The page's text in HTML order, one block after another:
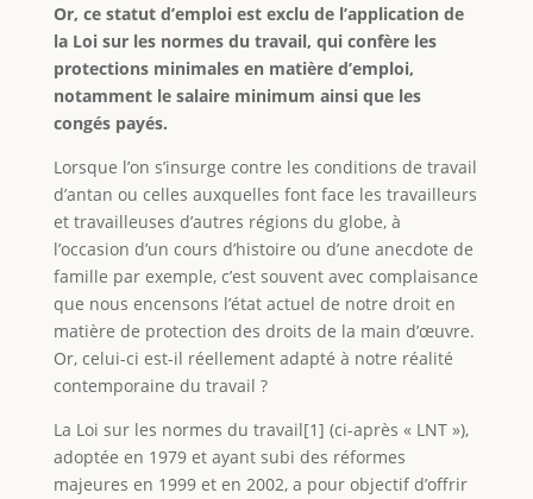
Or, ce statut d’emploi est exclu de l’application de
la Loi sur les normes du travail, qui confère les
protections minimales en matière d’emploi,
notamment le salaire minimum ainsi que les
congés payés.
Lorsque l’on s’insurge contre les conditions de travail
d’antan ou celles auxquelles font face les travailleurs
et travailleuses d’autres régions du globe, à
l’occasion d’un cours d’histoire ou d’une anecdote de
famille par exemple, c’est souvent avec complaisance
que nous encensons l’état actuel de notre droit en
matière de protection des droits de la main d’œuvre.
Or, celui-ci est-il réellement adapté à notre réalité
contemporaine du travail ?
La Loi sur les normes du travail[1] (ci-après « LNT »),
adoptée en 1979 et ayant subi des réformes
majeures en 1999 et en 2002, a pour objectif d’offrir